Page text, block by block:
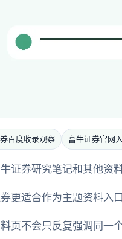
百度收录观察 富牛证券官网
证券研究笔记和其他资
更适合作为主题资料入
页不会只反复强调同一